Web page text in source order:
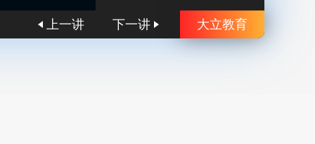
上一讲 下一讲 大立教育